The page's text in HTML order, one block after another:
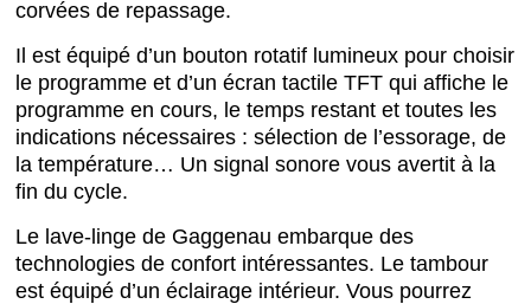
corvées de repassage.
Il est équipé d’un bouton rotatif lumineux pour choisir
le programme et d’un écran tactile TFT qui affiche le
programme en cours, le temps restant et toutes les
indications nécessaires : sélection de l’essorage, de
la température… Un signal sonore vous avertit à la
fin du cycle.
Le lave-linge de Gaggenau embarque des
technologies de confort intéressantes. Le tambour
est équipé d’un éclairage intérieur. Vous pourrez